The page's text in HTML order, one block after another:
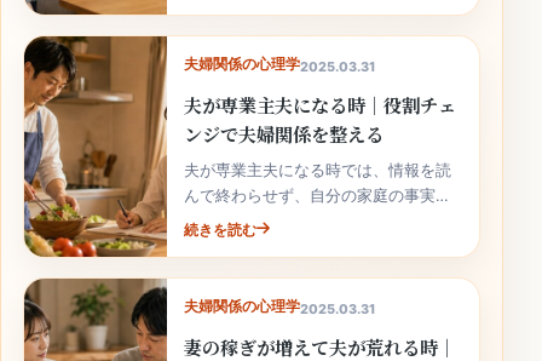
夫婦関係の心理学2025.03.31
夫が専業主夫になる時｜役割チェ
ンジで夫婦関係を整える
夫が専業主夫になる時では、情報を読
んで終わらせず、自分の家庭の事実と
次の行動へ落とし込むことが大切で
続きを読む
夫婦関係の心理学2025.03.31
妻の稼ぎが増えて夫が荒れる時｜